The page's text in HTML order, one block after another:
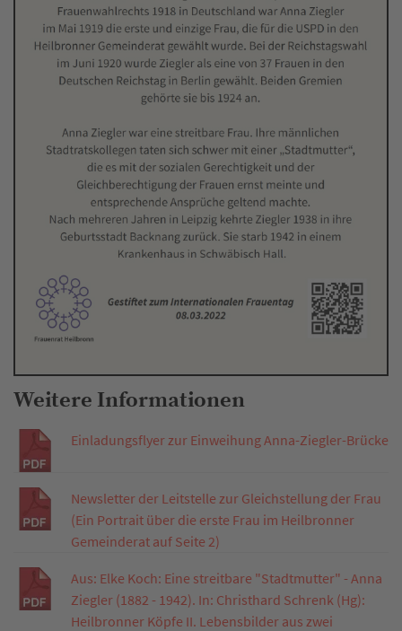
Weitere Informationen
Einladungsflyer zur Einweihung Anna-Ziegler-Brücke
Newsletter der Leitstelle zur Gleichstellung der Frau
(Ein Portrait über die erste Frau im Heilbronner
Gemeinderat auf Seite 2)
Aus: Elke Koch: Eine streitbare "Stadtmutter" - Anna
Ziegler (1882 - 1942). In: Christhard Schrenk (Hg):
Heilbronner Köpfe II. Lebensbilder aus zwei